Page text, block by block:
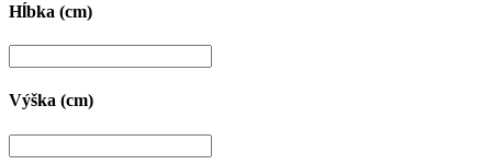
Hĺbka (cm)
Výška (cm)